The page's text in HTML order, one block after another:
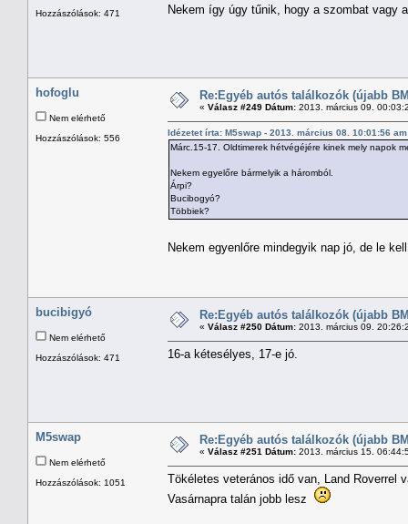
Hozzászólások: 471
Nekem így úgy tűnik, hogy a szombat vagy
hofoglu
Nem elérhető
Hozzászólások: 556
Re:Egyéb autós találkozók (újabb
« Válasz #249 Dátum: 2013. március 09.
Idézetet írta: M5swap - 2013. március 08. 10:01:56 am
Márc.15-17. Oldtimerek hétvégéjére kinek mely napok
Nekem egyelőre bármelyik a háromból.
Árpi?
Bucibogyó?
Többiek?
Nekem egyenlőre mindegyik nap jó, de le
bucibigyó
Nem elérhető
Hozzászólások: 471
Re:Egyéb autós találkozók (újabb
« Válasz #250 Dátum: 2013. március 09.
16-a kétesélyes, 17-e jó.
M5swap
Nem elérhető
Hozzászólások: 1051
Re:Egyéb autós találkozók (újabb
« Válasz #251 Dátum: 2013. március 15.
Tökéletes veterános idő van, Land Roverrel
Vasárnapra talán jobb lesz